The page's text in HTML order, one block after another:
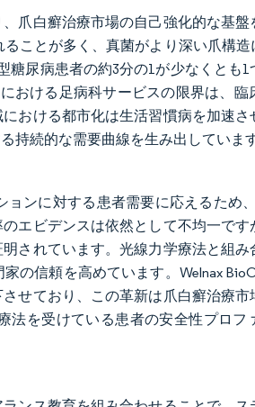
爪白癬治療市場の自己強化的な基盤
ことが多く、真菌がより深い爪構
尿病患者の約3分の1が少なくとも1
おける足病科サービスの限界は、臨
おける都市化は生活習慣病を加速さ
持続的な需要曲線を生み出しています
ンに対する患者需要に応えるため
エビデンスは依然として不均一で
されています。光線力学療法と組み
の信頼を高めています。Welnax
せており、この革新は爪白癬治療市
を受けている患者の安全性プロフ